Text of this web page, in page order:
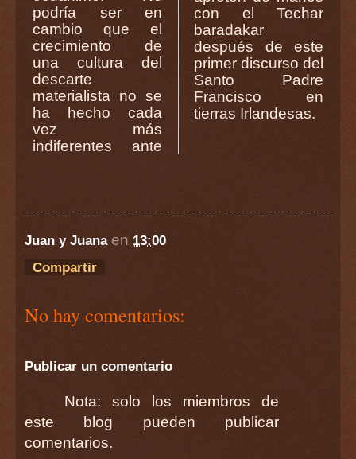
podría ser en
cambio que el
crecimiento de
una cultura del
descarte
materialista no se
ha hecho cada
vez más
indiferentes ante
con el Techar
baradakar
después de este
primer discurso del
Santo Padre
Francisco en
tierras Irlandesas.
Juan y Juana en 13:00
Compartir
No hay comentarios:
Publicar un comentario
Nota: solo los miembros de
este blog pueden publicar
comentarios.